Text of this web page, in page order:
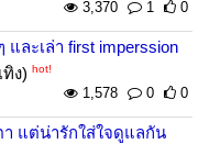
3,370 1 0
ะเล่า first imperssion
ง) hot!
1,578 0 0
แต่น่ารักใส่ใจดูแลกัน